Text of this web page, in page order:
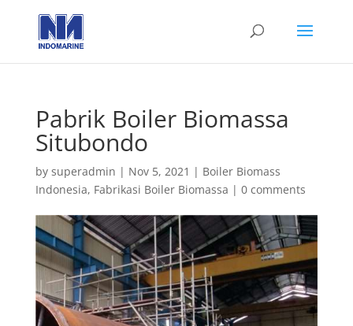
Pabrik Boiler Biomassa
Situbondo
by superadmin | Nov 5, 2021 | Boiler Biomass
Indonesia, Fabrikasi Boiler Biomassa | 0 comments